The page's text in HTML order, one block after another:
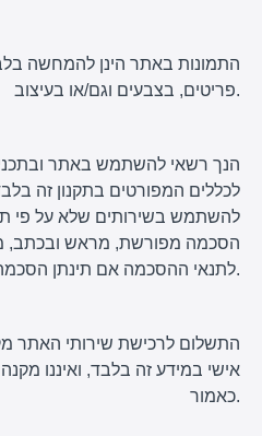
פריטים, בצבעים וגם/או בעיצוב.
לכללים המפורטים בתקנון זה
להשתמש בשירותים שלא על פי
הסכמה מפורשת, מראש ובכתב,
לתנאי ההסכמה אם תינתן הסכמה.
אישי במידע זה בלבד, ואיננו
כאמור.